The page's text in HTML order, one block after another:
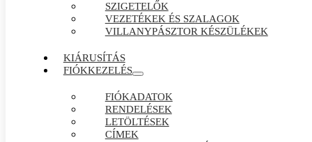
SZIGETELŐK
VEZETÉKEK ÉS SZALAGOK
VILLANYPÁSZTOR KÉSZÜLÉKEK
KIÁRUSÍTÁS
FIÓKKEZELÉS
FIÓKADATOK
RENDELÉSEK
LETÖLTÉSEK
CÍMEK